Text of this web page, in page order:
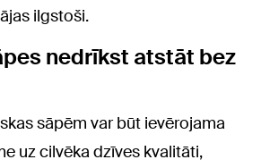
ilgstoši.
nedrīkst atstāt bez
sāpēm var būt ievērojama
uz cilvēka dzīves kvalitāti,